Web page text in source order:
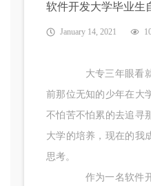
软件开发大学毕业生
January 14, 2021
大专三年眼看就
前那位无知的少年在大
不怕苦不怕累的去追寻
大学的培养，现在的我
思考。
作为一名软件开